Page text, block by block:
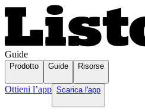
Guide
Prodotto Guide Risorse
Ottieni l’app Scarica l'app